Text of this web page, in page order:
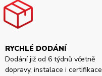
RYCHLÉ DODÁNÍ
Dodání již od 6 týdnů včetně
dopravy, instalace i certifikace